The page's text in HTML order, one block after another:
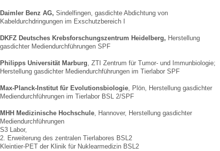
Daimler Benz AG, Sindelfingen, gasdichte Abdichtung von
Kabeldurchdringungen im Exschutzbereich I
DKFZ Deutsches Krebsforschungszentrum Heidelberg, Herstellung
gasdichter Mediendurchführungen SPF
Philipps Universität Marburg, ZTI Zentrum für Tumor- und Immunbiologie;
Herstellung gasdichter Mediendurchführungen im Tierlabor SPF
Max-Planck-Institut für Evolutionsbiologie, Plön, Herstellung gasdichter
Mediendurchführungen im Tierlabor BSL 2/SPF
MHH Medizinische Hochschule, Hannover, Herstellung gasdichter
Mediendurchführungen
S3 Labor,
2. Erweiterung des zentralen Tierlabores BSL2
Kleintier-PET der Klinik für Nuklearmedizin BSL2